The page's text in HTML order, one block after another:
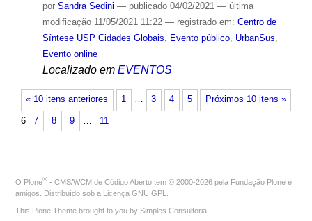
por Sandra Sedini — publicado04/02/2021 — última
modificação11/05/2021 11:22 — registrado em: Centro de
Síntese USP Cidades Globais, Evento público, UrbanSus,
Evento online
Localizado em EVENTOS
« 10 itens anteriores Próximos 10 itens »
1 … 3 4 5
6 7 8 9 … 11
O Plone® - CMS/WCM de Código Aberto tem © 2000-2026 pela Fundação Plone e
amigos. Distribuído sob a Licença GNU GPL
This Plone Theme brought to you by Simples Consultoria